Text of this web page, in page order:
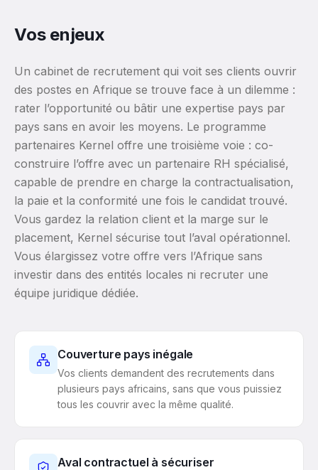
Vos enjeux
Un cabinet de recrutement qui voit ses clients ouvrir
des postes en Afrique se trouve face à un dilemme :
rater l’opportunité ou bâtir une expertise pays par
pays sans en avoir les moyens. Le programme
partenaires Kernel offre une troisième voie : co-
construire l’offre avec un partenaire RH spécialisé,
capable de prendre en charge la contractualisation,
la paie et la conformité une fois le candidat trouvé.
Vous gardez la relation client et la marge sur le
placement, Kernel sécurise tout l’aval opérationnel.
Vous élargissez votre offre vers l’Afrique sans
investir dans des entités locales ni recruter une
équipe juridique dédiée.
Couverture pays inégale
Vos clients demandent des recrutements dans
plusieurs pays africains, sans que vous puissiez
tous les couvrir avec la même qualité.
Aval contractuel à sécuriser